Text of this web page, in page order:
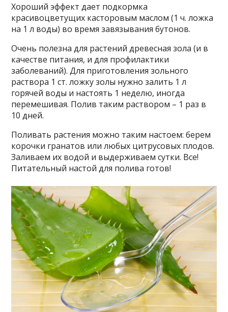
Хороший эффект дает подкормка
красивоцветущих касторовым маслом (1 ч. ложка
на 1 л воды) во время завязывания бутонов.
Очень полезна для растений древесная зола (и в
качестве питания, и для профилактики
заболеваний). Для приготовления зольного
раствора 1 ст. ложку золы нужно залить 1 л
горячей воды и настоять 1 неделю, иногда
перемешивая. Полив таким раствором – 1 раз в
10 дней.
Поливать растения можно таким настоем: берем
корочки гранатов или любых цитрусовых плодов.
Заливаем их водой и выдерживаем сутки. Все!
Питательный настой для полива готов!